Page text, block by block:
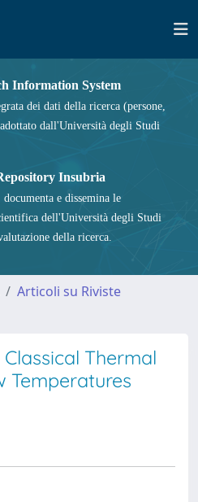
Information System
dei dati della ricerca (persone,
dall'Università degli Studi
Insubria
e dissemina le
dell'Università degli Studi
della ricerca.
Articoli su Riviste
Thermal
Temperatures